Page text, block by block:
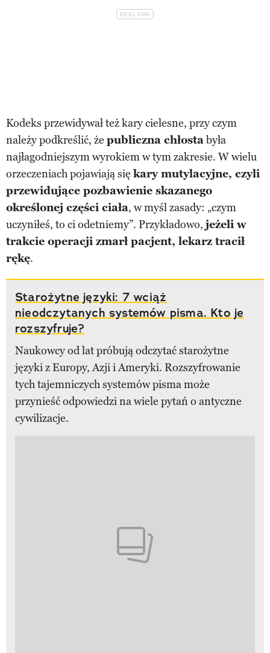
Kodeks przewidywał też kary cielesne, przy czym
należy podkreślić, że publiczna chłostabyła
najłagodniejszym wyrokiem w tym zakresie. W wielu
orzeczeniach pojawiają się kary mutylacyjne, czyli
przewidujące pozbawienie skazanego
określonej części ciała, w myśl zasady: „czym
uczyniłeś, to ci odetniemy”. Przykładowo, jeżeli w
trakcie operacji zmarł pacjent, lekarz tracił
rękę.
Starożytne języki: 7 wciąż
nieodczytanych systemów pisma. Kto je
rozszyfruje?
Naukowcy od lat próbują odczytać starożytne
języki z Europy, Azji i Ameryki. Rozszyfrowanie
tych tajemniczych systemów pisma może
przynieść odpowiedzi na wiele pytań o antyczne
cywilizacje.